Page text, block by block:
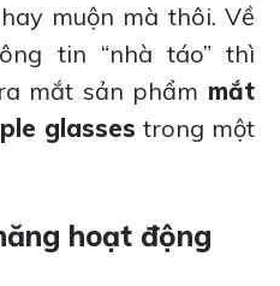
muộn mà thôi. Về
tin “nhà táo” thì
mắt sản phẩm mắt
glasses trong một
hoạt động